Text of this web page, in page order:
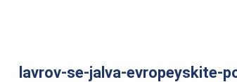
lavrov-se-jalva-evropeyskite-